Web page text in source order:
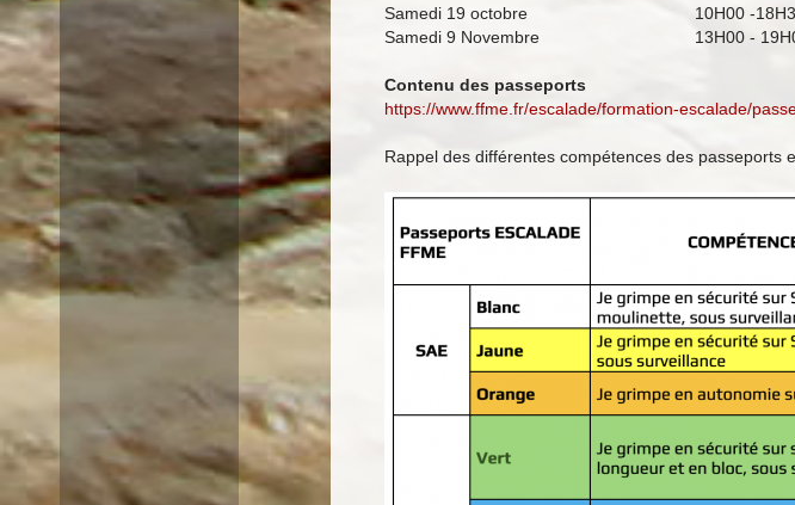
Samedi 19 octobre
10H00 -
Samedi 9 Novembre
13H00 -
Contenu des passeports
https://www.ffme.fr/escalade/formation-escalade/
Rappel des différentes compétences des passeports